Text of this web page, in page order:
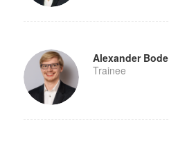
Alexander Bode
Trainee